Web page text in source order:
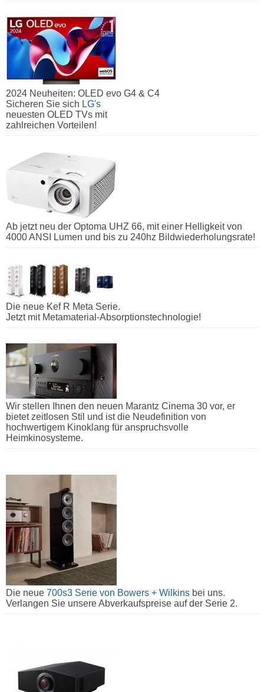
2024 Neuheiten: OLED evo G4 & C4
Sicheren Sie sich LG's
neuesten OLED TVs mit
zahlreichen Vorteilen!
Ab jetzt neu der Optoma UHZ 66, mit einer Helligkeit von
4000 ANSI Lumen und bis zu 240hz Bildwiederholungsrate!
Die neue Kef R Meta Serie.
Jetzt mit Metamaterial-Absorptionstechnologie!
Wir stellen Ihnen den neuen Marantz Cinema 30 vor, er
bietet zeitlosen Stil und ist die Neudefinition von
hochwertigem Kinoklang für anspruchsvolle
Heimkinosysteme.
Die neue 700s3 Serie von Bowers + Wilkins bei uns.
Verlangen Sie unsere Abverkaufspreise auf der Serie 2.